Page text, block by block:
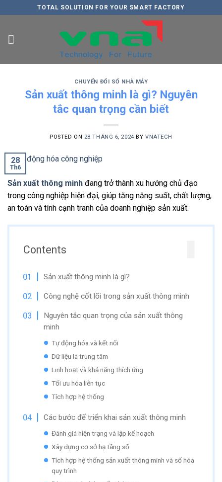
to
TOTAL SOLUTION FOR YOUR SMART FACTORY
CHUYỂN ĐỔI SỐ NHÀ MÁY
Sản xuất thông minh là gì? Nguyên
tắc quan trọng cần biết
POSTED ON 28 THÁNG 6, 2024 BY VNATECH
28
Th6
Sản xuất thông minh đang trở thành xu hướng chủ đạo
trong công nghiệp hiện đại, giúp tăng năng suất, chất lượng,
an toàn và tính cạnh tranh của doanh nghiệp sản xuất.
Contents
Sản xuất thông minh là gì?
Công nghệ cốt lõi trong sản xuất thông minh
Nguyên tắc quan trọng của sản xuất thông
minh
Tự động hóa và kết nối
Dữ liệu là trung tâm
Linh hoạt và khả năng thích ứng
Tối ưu hóa liên tục
Tích hợp hệ thống
Các bước để triển khai sản xuất thông minh
Đánh giá hiện trạng và lập kế hoạch
Xây dựng cơ sở hạ tầng số
Tích hợp hệ thống sản xuất thông minh và số hóa
quy trình